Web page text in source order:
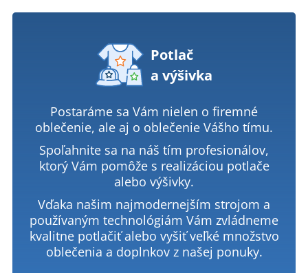
Potlač
a výšivka
Postaráme sa Vám nielen o firemné
oblečenie, ale aj o oblečenie Vášho tímu.
Spoľahnite sa na náš tím profesionálov,
ktorý Vám pomôže s realizáciou potlače
alebo výšivky.
Vďaka našim najmodernejším strojom a
používaným technológiám Vám zvládneme
kvalitne potlačiť alebo vyšiť veľké množstvo
oblečenia a doplnkov z našej ponuky.